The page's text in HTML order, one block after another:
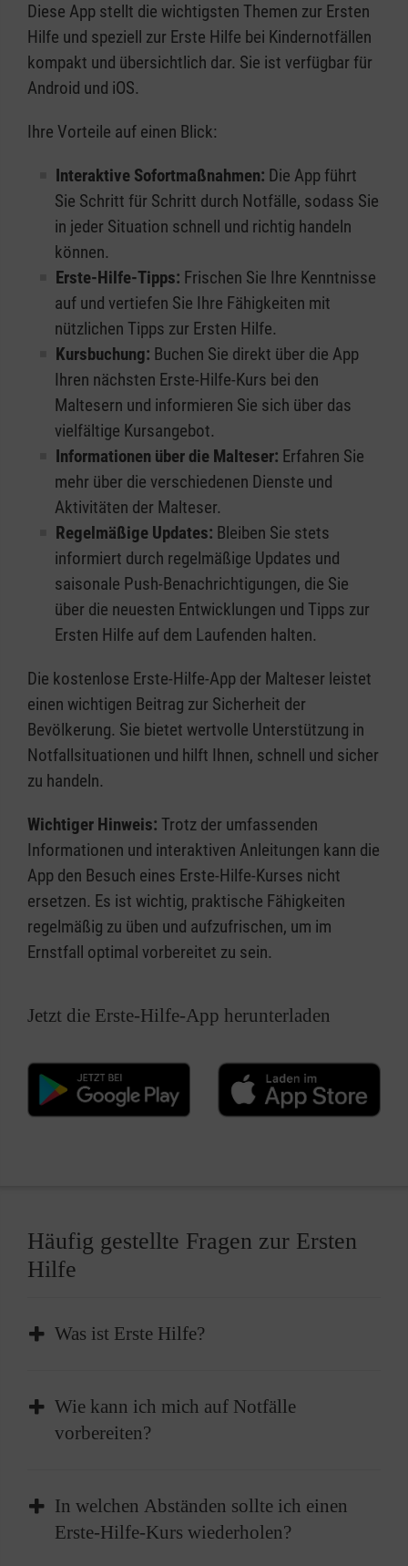
Diese App stellt die wichtigsten Themen zur Ersten
Hilfe und speziell zur Erste Hilfe bei Kindernotfällen
kompakt und übersichtlich dar. Sie ist verfügbar für
Android und iOS.
Ihre Vorteile auf einen Blick:
Interaktive Sofortmaßnahmen: Die App führt
Sie Schritt für Schritt durch Notfälle, sodass Sie
in jeder Situation schnell und richtig handeln
können.
Erste-Hilfe-Tipps: Frischen Sie Ihre Kenntnisse
auf und vertiefen Sie Ihre Fähigkeiten mit
nützlichen Tipps zur Ersten Hilfe.
Kursbuchung: Buchen Sie direkt über die App
Ihren nächsten Erste-Hilfe-Kurs bei den
Maltesern und informieren Sie sich über das
vielfältige Kursangebot.
Informationen über die Malteser: Erfahren Sie
mehr über die verschiedenen Dienste und
Aktivitäten der Malteser.
Regelmäßige Updates: Bleiben Sie stets
informiert durch regelmäßige Updates und
saisonale Push-Benachrichtigungen, die Sie
über die neuesten Entwicklungen und Tipps zur
Ersten Hilfe auf dem Laufenden halten.
Die kostenlose Erste-Hilfe-App der Malteser leistet
einen wichtigen Beitrag zur Sicherheit der
Bevölkerung. Sie bietet wertvolle Unterstützung in
Notfallsituationen und hilft Ihnen, schnell und sicher
zu handeln.
Wichtiger Hinweis: Trotz der umfassenden
Informationen und interaktiven Anleitungen kann die
App den Besuch eines Erste-Hilfe-Kurses nicht
ersetzen. Es ist wichtig, praktische Fähigkeiten
regelmäßig zu üben und aufzufrischen, um im
Ernstfall optimal vorbereitet zu sein.
Jetzt die Erste-Hilfe-App herunterladen
Häufig gestellte Fragen zur Ersten
Hilfe
Was ist Erste Hilfe?
Erste Hilfe ist die sofortige und
vorübergehende Hilfe, die bei plötzlichen
erhalten oder bis professionelle medizinische
Hilfe eintrifft.
Wie kann ich mich auf Notfälle
vorbereiten?
Absolvieren Sie einen Erste-Hilfe-Kurs und
frischen diesen im besten Fall alle zwei Jahre
In welchen Abständen sollte ich einen
Erste-Hilfe-Kurs wiederholen?